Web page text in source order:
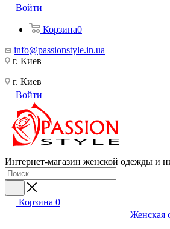
Войти
Корзина0
info@passionstyle.in.ua
г. Киев
г. Киев
Войти
Интернет-магазин женской одежды и
Корзина 0
Женская